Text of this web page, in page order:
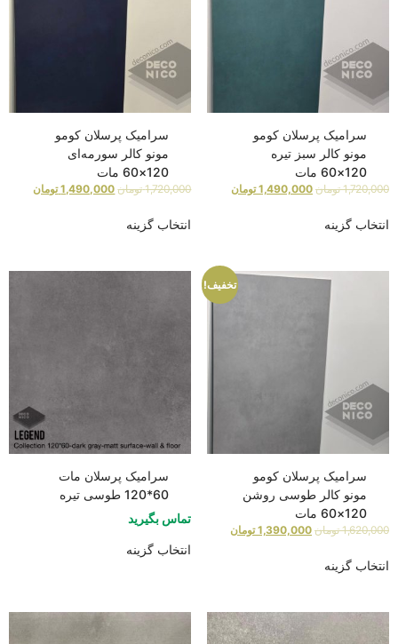
سرامیک پرسلان کومو
مونو کالر سبز تیره
120×60 مات
1,720,000 تومان 1,490,000 تومان
انتخاب گزینه
سرامیک پرسلان کومو
مونو کالر سورمه‌ای
120×60 مات
1,720,000 تومان 1,490,000 تومان
انتخاب گزینه
تخفیف!
سرامیک پرسلان کومو
مونو کالر طوسی روشن
120×60 مات
1,620,000 تومان 1,390,000 تومان
انتخاب گزینه
سرامیک پرسلان مات
60*120 طوسی تیره
تماس بگیرید
انتخاب گزینه